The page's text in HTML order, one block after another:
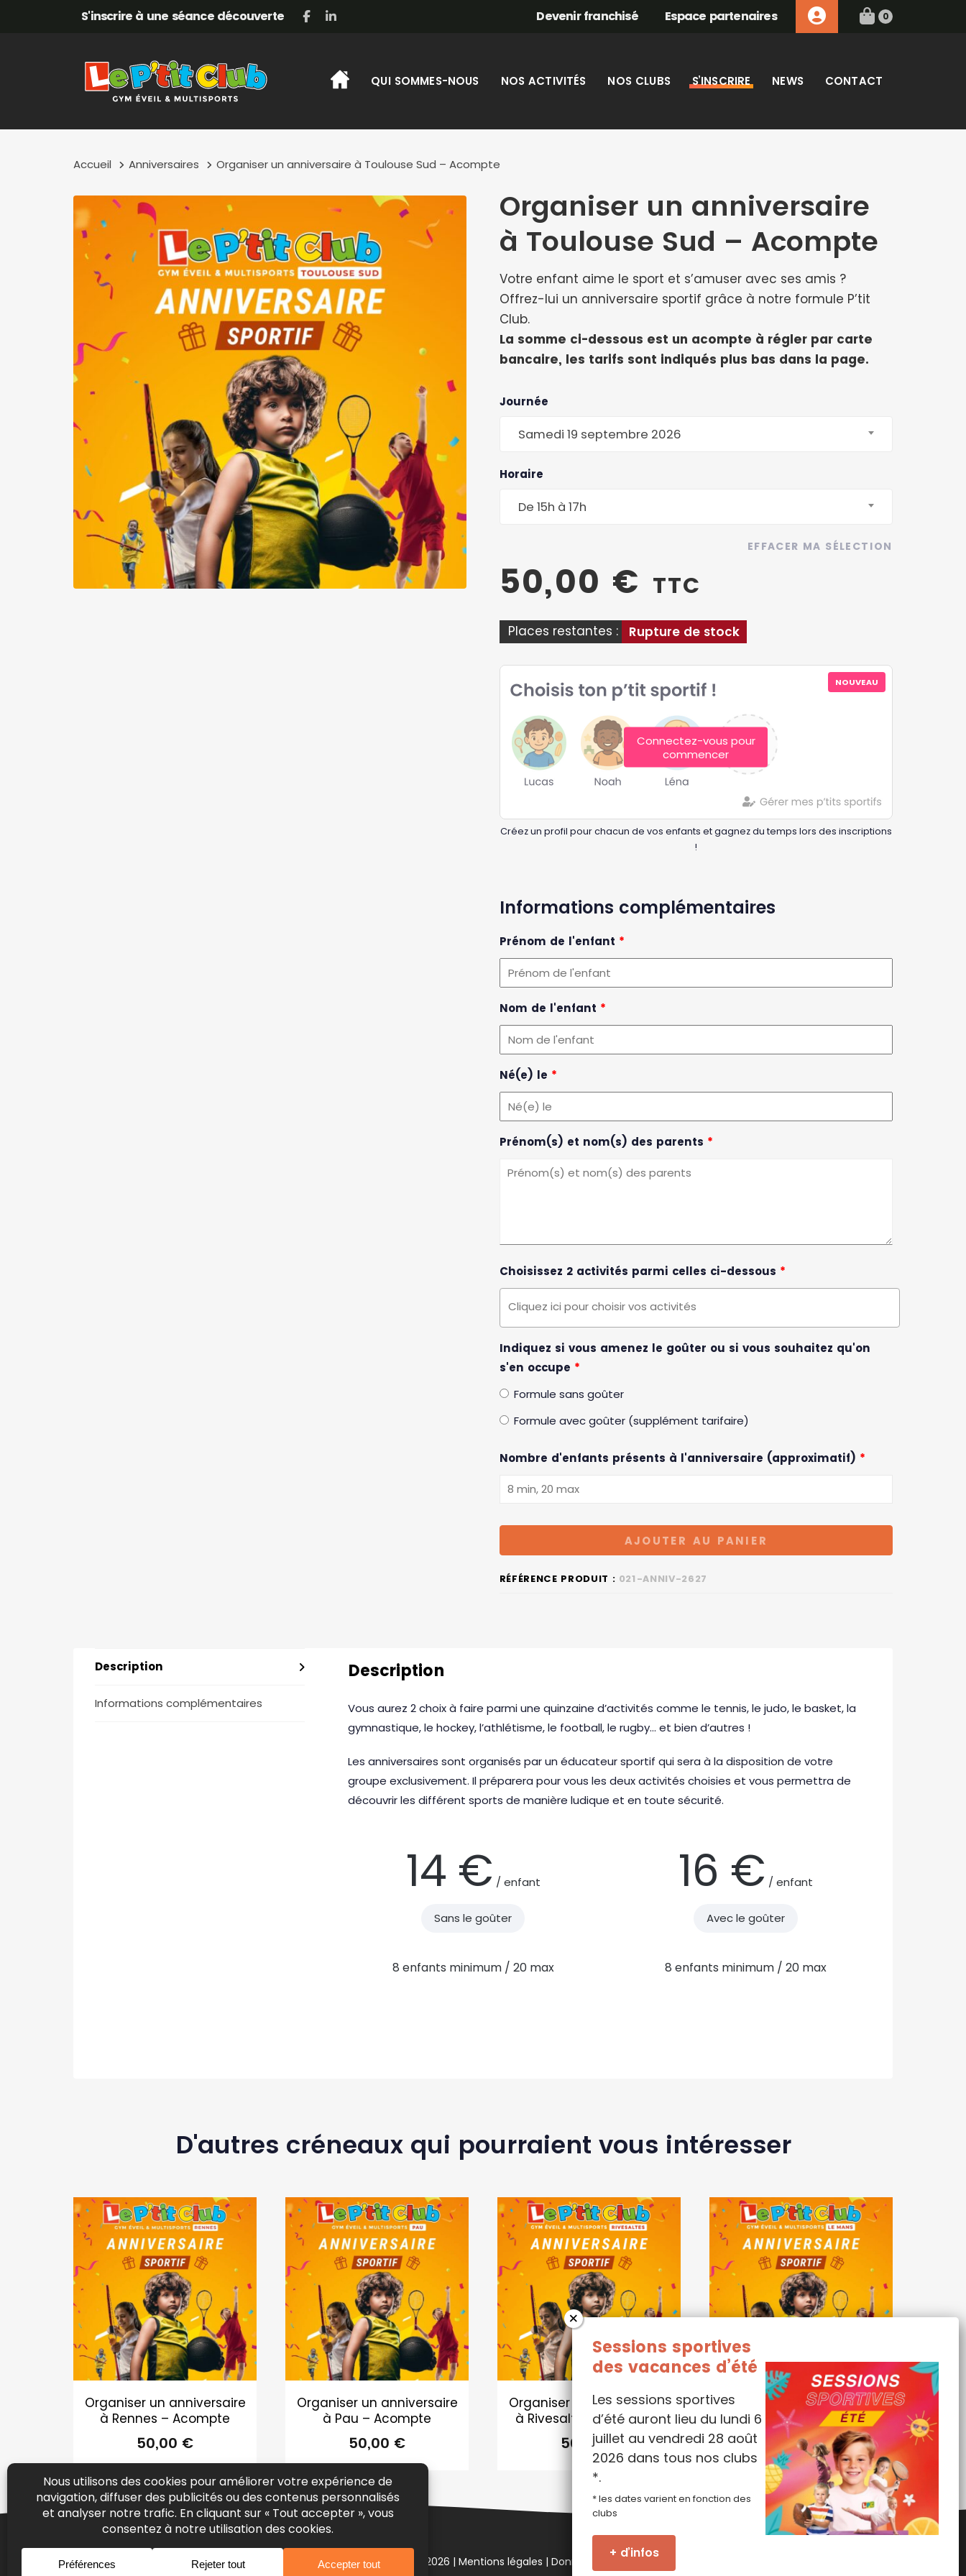
S'inscrire à une séance découverte Devenir franchisé Espace partenaires 0
QUI SOMMES-NOUS NOS ACTIVITÉS NOS CLUBS S’INSCRIRE NEWS CONTACT
Accueil Anniversaires Organiser un anniversaire à Toulouse Sud – Acompte
Organiser un anniversaire
à Toulouse Sud – Acompte
Votre enfant aime le sport et s’amuser avec ses amis ?
Offrez-lui un anniversaire sportif grâce à notre formule P’tit
Club.
La somme ci-dessous est un acompte à régler par carte
bancaire, les tarifs sont indiqués plus bas dans la page.
Journée
Samedi 19 septembre 2026
Horaire
De 15h à 17h
EFFACER MA SÉLECTION
50,00 € TTC
Places restantes : Rupture de stock
NOUVEAU
Connectez-vous pour
commencer
Créez un profil pour chacun de vos enfants et gagnez du temps lors des inscriptions
!
Informations complémentaires
Prénom de l'enfant *
Nom de l'enfant *
Né(e) le *
Prénom(s) et nom(s) des parents *
Choisissez 2 activités parmi celles ci-dessous *
Indiquez si vous amenez le goûter ou si vous souhaitez qu'on
s'en occupe *
Formule sans goûter
Formule avec goûter (supplément tarifaire)
Nombre d'enfants présents à l'anniversaire (approximatif) *
AJOUTER AU PANIER
RÉFÉRENCE PRODUIT : 021-ANNIV-2627
Description
Informations complémentaires
Description
Vous aurez 2 choix à faire parmi une quinzaine d’activités comme le tennis, le judo, le basket, la
gymnastique, le hockey, l’athlétisme, le football, le rugby… et bien d’autres !
Les anniversaires sont organisés par un éducateur sportif qui sera à la disposition de votre
groupe exclusivement. Il préparera pour vous les deux activités choisies et vous permettra de
découvrir les différent sports de manière ludique et en toute sécurité.
14 € / enfant
Sans le goûter
8 enfants minimum / 20 max
16 € / enfant
Avec le goûter
8 enfants minimum / 20 max
D'autres créneaux qui pourraient vous intéresser
Organiser un anniversaire
à Rennes – Acompte
50,00 €
Organiser un anniversaire
à Pau – Acompte
50,00 €
Organiser un anniversaire
à Rivesaltes – Acompte
50,00€
Organiser un anniversaire
au Mans – Acompte
50,00€
© Copyright Le P'tit Club 2019-2026 | Mentions légales | Données personnelles
Sessions sportives
des vacances d’été
Les sessions sportives
d’été auront lieu du lundi 6
juillet au vendredi 28 août
2026 dans tous nos clubs
*.
* les dates varient en fonction des
clubs
+ d’infos